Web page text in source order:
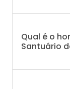
Qual é o
Santuário